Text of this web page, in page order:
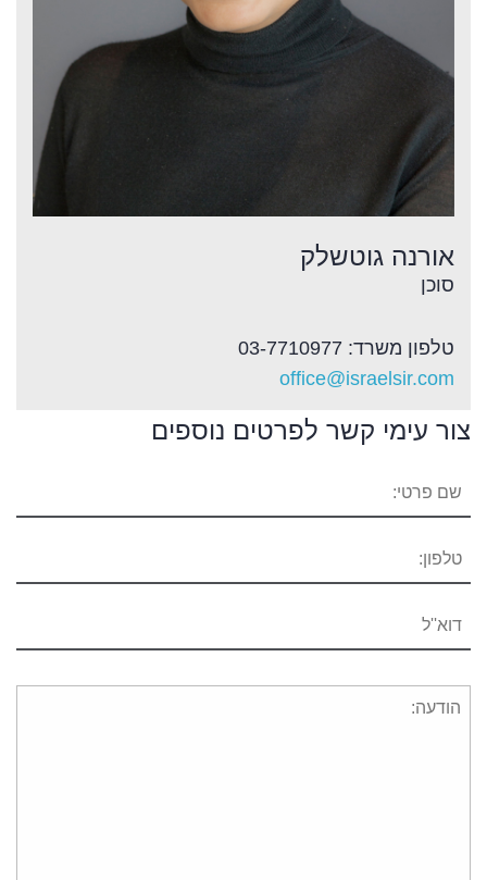
אורנה גוטשלק
סוכן
טלפון משרד: 03-7710977
office@israelsir.com
צור עימי קשר לפרטים נוספים